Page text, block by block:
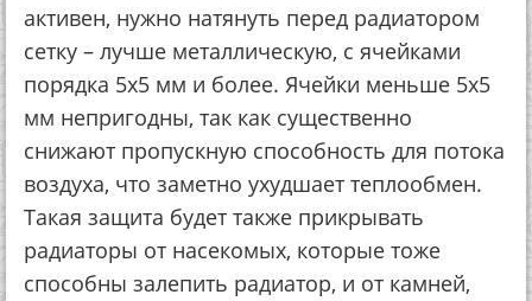
активен, нужно натянуть перед радиатором
сетку – лучше металлическую, с ячейками
порядка 5х5 мм и более. Ячейки меньше 5х5
мм непригодны, так как существенно
снижают пропускную способность для потока
воздуха, что заметно ухудшает теплообмен.
Такая защита будет также прикрывать
радиаторы от насекомых, которые тоже
способны залепить радиатор, и от камней,